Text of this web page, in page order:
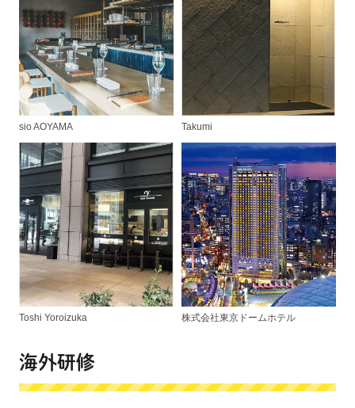
sio AOYAMA Takumi
Toshi Yoroizuka 株式会社東京ドームホテル
海外研修